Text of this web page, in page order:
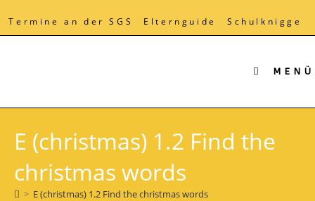
springen
Termine an der SGS Elternguide Schulknigge
MENÜ
E (christmas) 1.2 Find the
christmas words
> E (christmas) 1.2 Find the christmas words